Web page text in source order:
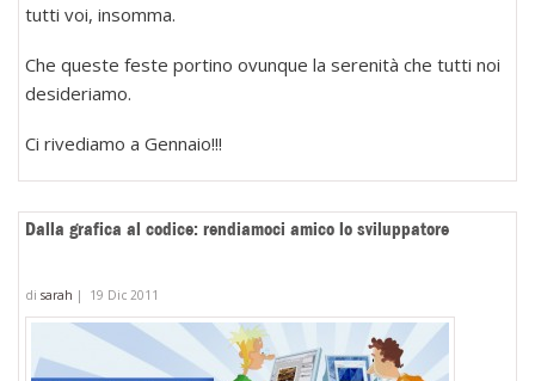
tutti voi, insomma.
Che queste feste portino ovunque la serenità che tutti noi
desideriamo.
Ci rivediamo a Gennaio!!!
Dalla grafica al codice: rendiamoci amico lo sviluppatore
di sarah | 19 Dic 2011